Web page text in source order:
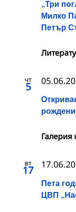
„Три
Милко
Петър
чт
5
Галерия
вт
17
Пета
ЦВП